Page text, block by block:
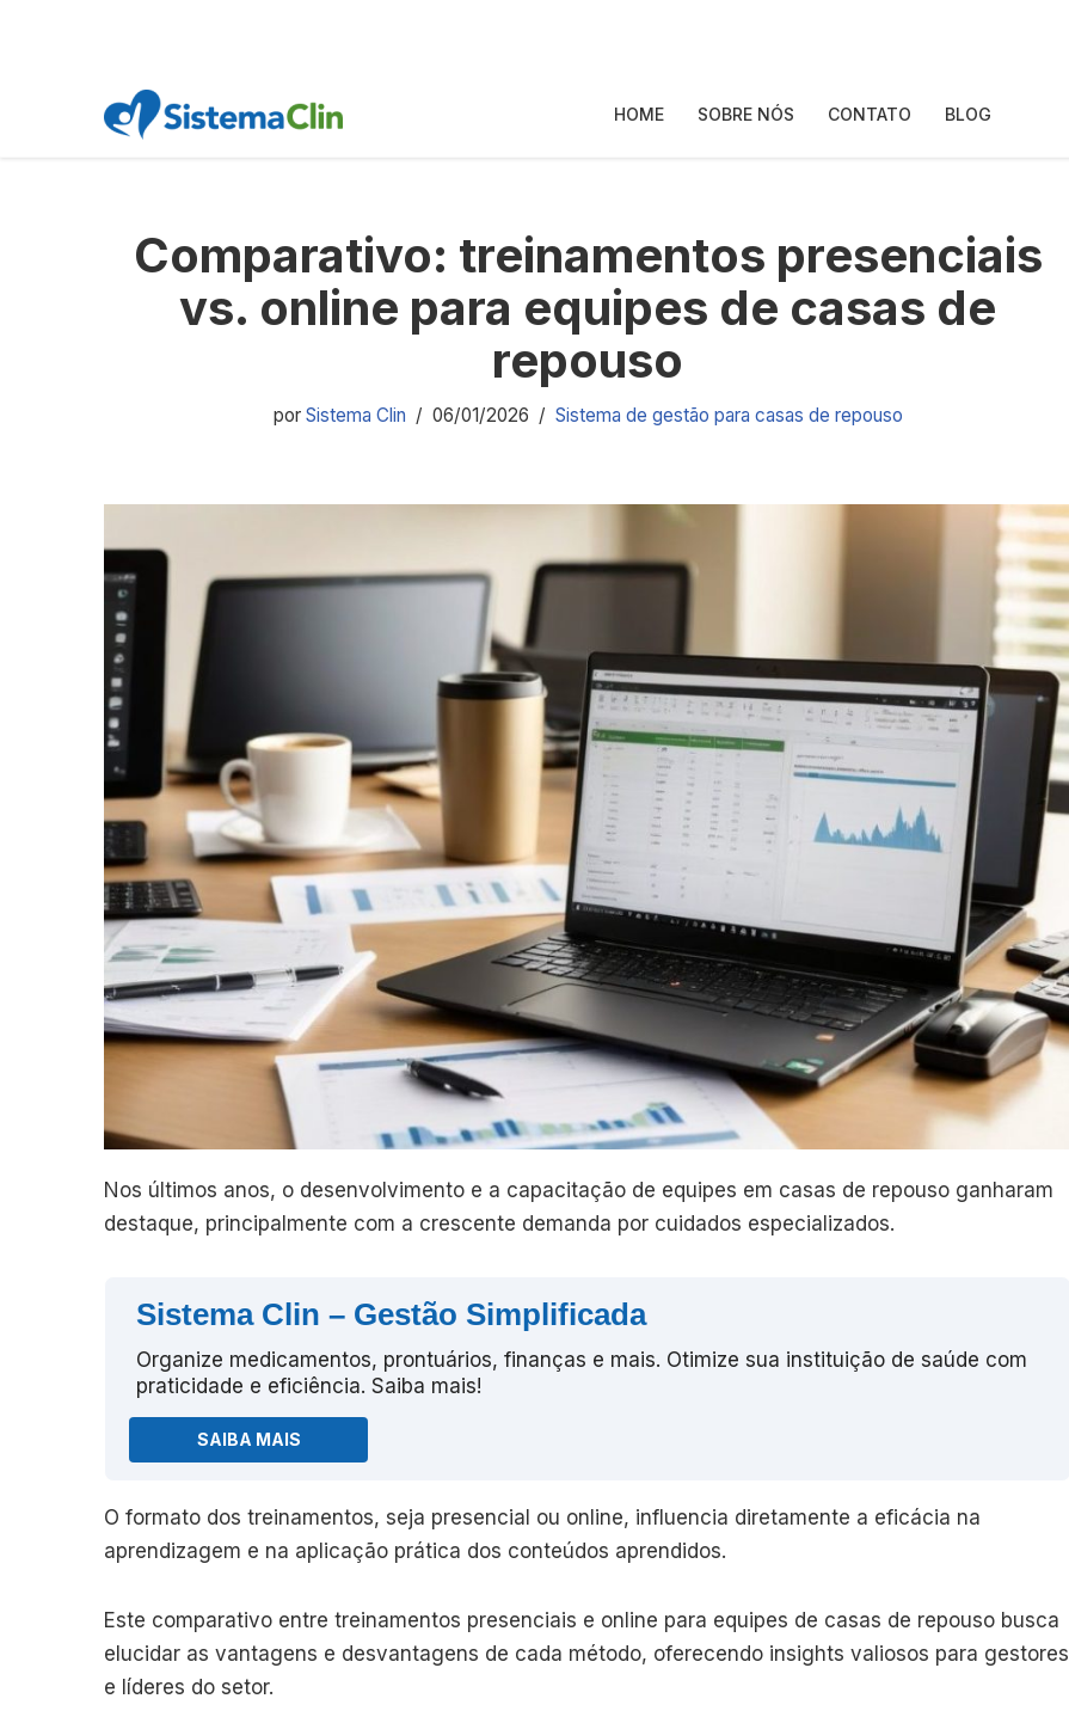
HOME SOBRE NÓS CONTATO BLOG
Comparativo: treinamentos presenciais
vs. online para equipes de casas de
repouso
por Sistema Clin 06/01/2026 Sistema de gestão para casas de repouso
Nos últimos anos, o desenvolvimento e a capacitação de equipes em casas de repouso ganharam
destaque, principalmente com a crescente demanda por cuidados especializados.
Sistema Clin – Gestão Simplificada
Organize medicamentos, prontuários, finanças e mais. Otimize sua instituição de saúde com
praticidade e eficiência. Saiba mais!
SAIBA MAIS
O formato dos treinamentos, seja presencial ou online, influencia diretamente a eficácia na
aprendizagem e na aplicação prática dos conteúdos aprendidos.
Este comparativo entre treinamentos presenciais e online para equipes de casas de repouso busca
elucidar as vantagens e desvantagens de cada método, oferecendo insights valiosos para gestores
e líderes do setor.